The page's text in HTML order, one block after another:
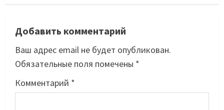
Добавить комментарий
Ваш адрес email не будет опубликован.
Обязательные поля помечены *
Комментарий *